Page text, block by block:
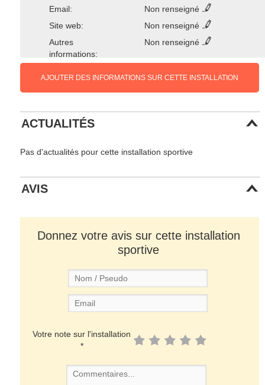
Email:
Non renseigné
Site web:
Non renseigné
Autres
informations:
Non renseigné
AJOUTER DES INFORMATIONS SUR CETTE INSTALLATION
ACTUALITÉS
Pas d'actualités pour cette installation sportive
AVIS
Donnez votre avis sur cette installation
sportive
Votre note sur l'installation
*